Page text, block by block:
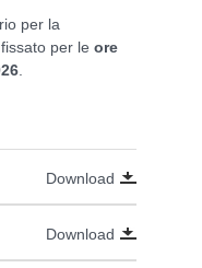
per la
per le ore
Download
Download